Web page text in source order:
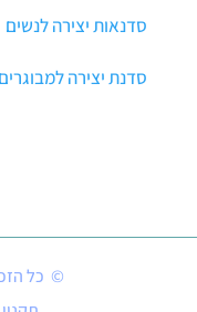
סדנאות יצירה לנשים
סדנת יצירה למבוגרים
© כל